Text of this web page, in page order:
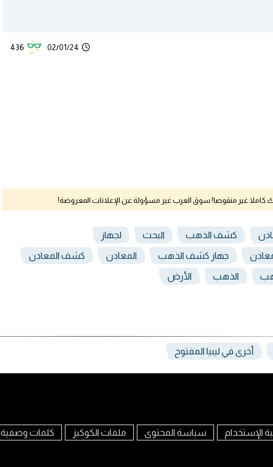
02/01/24
436
كاملا غير منقوصا! سوق العرب غير مسؤولة عن الإعلانات المعروضة!
كشف الذهب البحث لجهاز
جهاز كشف الذهب المعادن كشف المعادن
الذهب الأرض
أخرى في ليبيا المفتوح
الإستخدام سياسة المحتوى ملفات الكوكيز كلمات وصفية